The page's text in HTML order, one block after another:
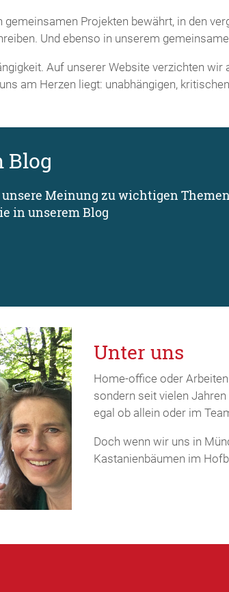
Projekten bewährt, in den
Und ebenso in unserem
Auf unserer Website verzichten
am Herzen liegt: unabhängigen,
Blog
Meinung zu wichtigen
in unserem Blog
Unter uns
Home-office oder
sondern seit vielen
egal ob allein oder im
Doch wenn wir uns in
Kastanienbäumen im